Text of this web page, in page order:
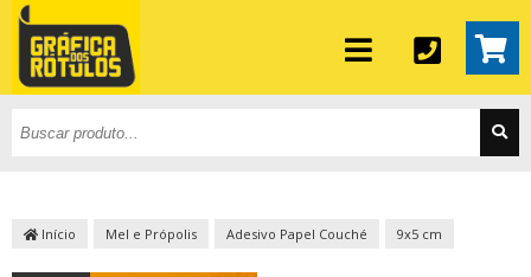
Início Mel e Própolis Adesivo Papel Couché 9x5 cm